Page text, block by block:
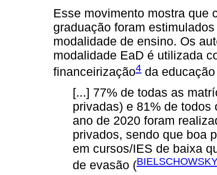
Esse movimento mostra que
graduação foram
modalidade de ensino. Os
modalidade EaD é utilizada
financeirização4 da
[...] 77% de todas as
privadas) e 81% de
ano de 2020 foram
privados, sendo que boa
em cursos/IES de baixa
de evasão (